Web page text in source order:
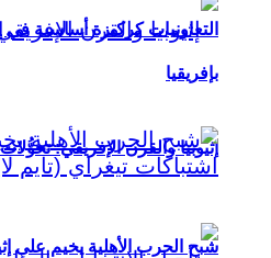
إثيوبيا والقرن الإفريقي:
التعاونيات كركيزة أساسية في
بإفريقيا
شبح الحرب الأهلية يخيم على